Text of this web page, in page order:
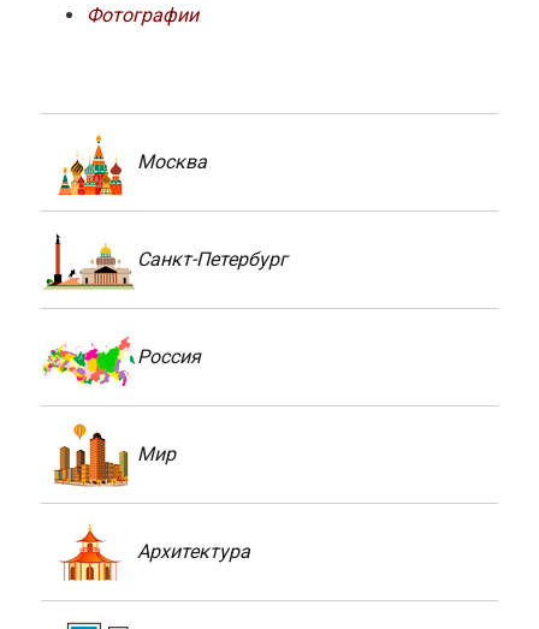
Фотографии
Москва
Санкт-Петербург
Россия
Мир
Архитектура